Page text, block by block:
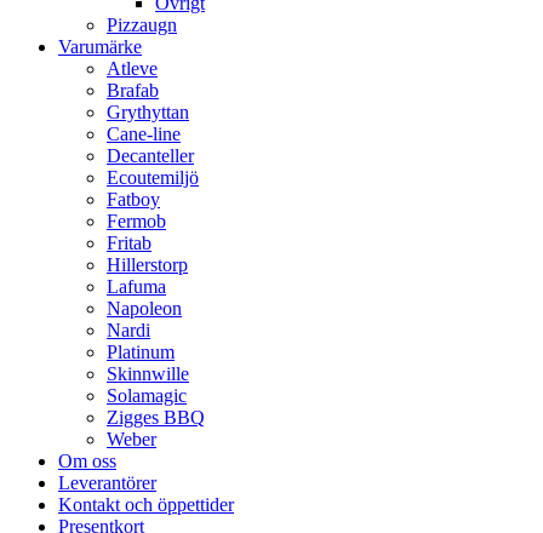
Pizzaugn
Varumärke
Atleve
Brafab
Grythyttan
Cane-line
Decanteller
Ecoutemiljö
Fatboy
Fermob
Fritab
Hillerstorp
Lafuma
Napoleon
Nardi
Platinum
Skinnwille
Solamagic
Zigges BBQ
Weber
Om oss
Leverantörer
Kontakt och öppettider
Presentkort